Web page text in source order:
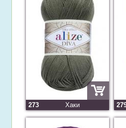
273 Хаки